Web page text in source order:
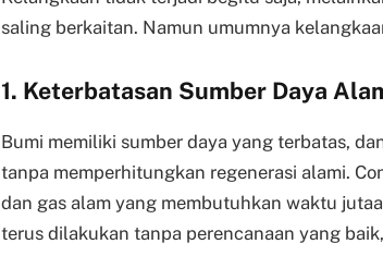
saling berkaitan. Namun umumnya
1. Keterbatasan Sumber Daya
Bumi memiliki sumber daya yang terbatas,
tanpa memperhitungkan regenerasi alami.
dan gas alam yang membutuhkan waktu
terus dilakukan tanpa perencanaan yang